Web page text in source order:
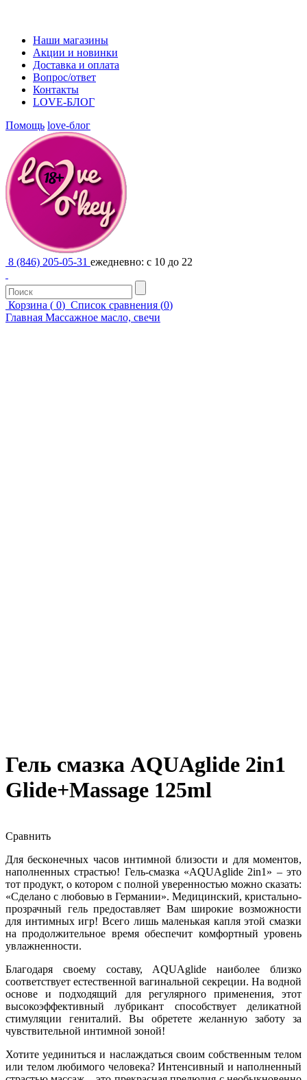
Наши магазины
Акции и новинки
Доставка и оплата
Вопрос/ответ
Контакты
LOVE-БЛОГ
Помощь love-блог
8 (846) 205-05-31 ежедневно: с 10 до 22
Корзина ( 0) Список сравнения (0)
Главная Массажное масло, свечи
Гель смазка AQUAglide 2in1
Glide+Massage 125ml
Сравнить
Для бесконечных часов интимной близости и для моментов,
наполненных страстью! Гель-смазка «AQUAglide 2in1» – это
тот продукт, о котором с полной уверенностью можно сказать:
«Сделано с любовью в Германии». Медицинский, кристально-
прозрачный гель предоставляет Вам широкие возможности
для интимных игр! Всего лишь маленькая капля этой смазки
на продолжительное время обеспечит комфортный уровень
увлажненности.
Благодаря своему составу, AQUAglide наиболее близко
соответствует естественной вагинальной секреции. На водной
основе и подходящий для регулярного применения, этот
высокоэффективный лубрикант способствует деликатной
стимуляции гениталий. Вы обретете желанную заботу за
чувствительной интимной зоной!
Хотите уединиться и наслаждаться своим собственным телом
или телом любимого человека? Интенсивный и наполненный